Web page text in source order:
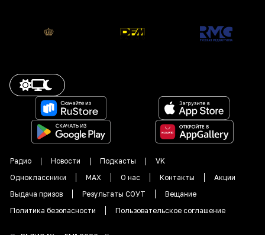
Радио Новости Подкасты
VK
Одноклассники
MAX О нас Контакты
Акции
Выдача призов
Результаты СОУТ
Вещание
Политика безопасности
Пользовательское соглашение